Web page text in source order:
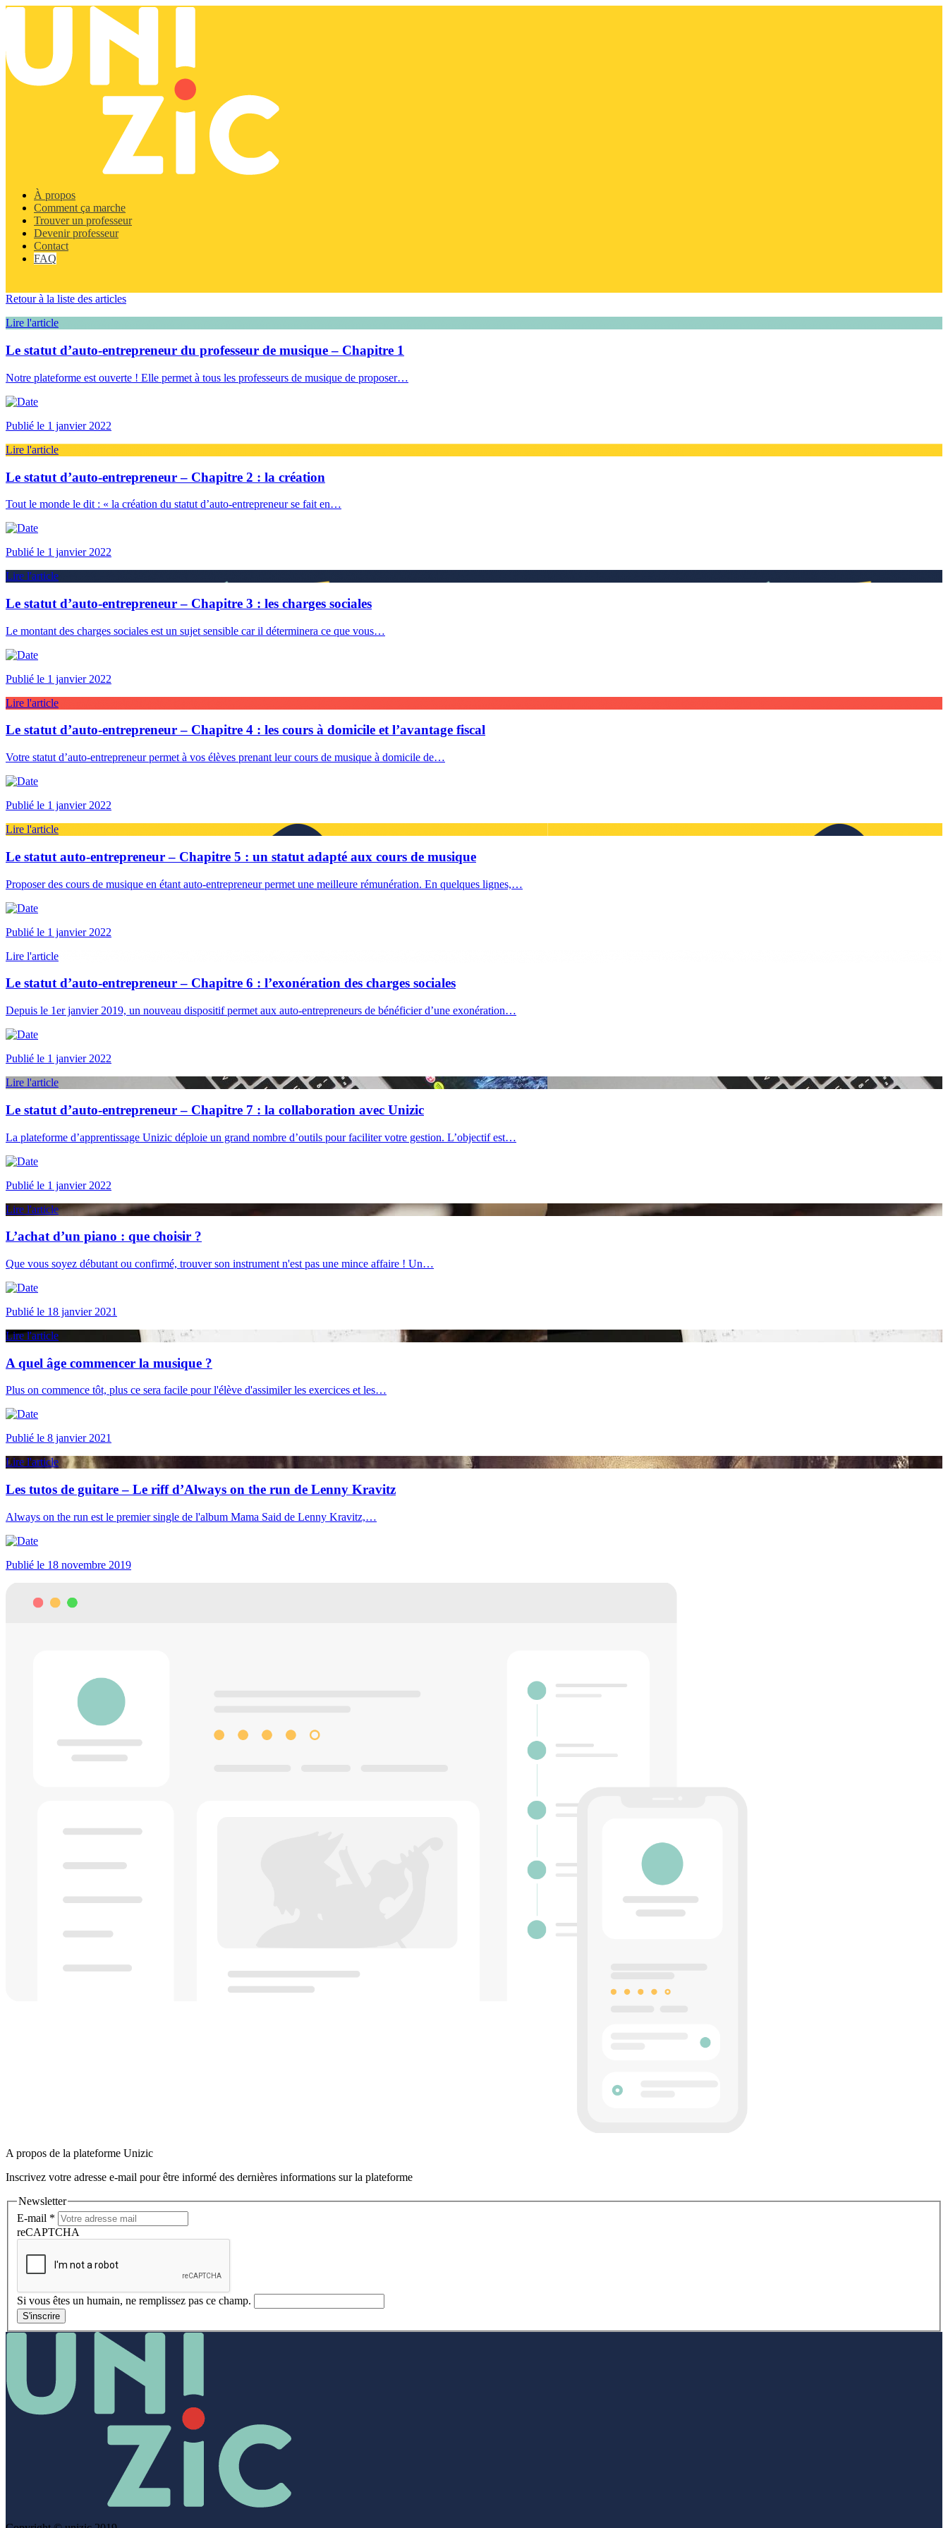
À propos
Comment ça marche
Trouver un professeur
Devenir professeur
Contact
FAQ
Retour à la liste des articles
Lire l'article
Le statut d’auto-entrepreneur du professeur de musique – Chapitre 1
Notre plateforme est ouverte ! Elle permet à tous les professeurs de musique de proposer…
Publié le 1 janvier 2022
Lire l'article
Le statut d’auto-entrepreneur – Chapitre 2 : la création
Tout le monde le dit : « la création du statut d’auto-entrepreneur se fait en…
Publié le 1 janvier 2022
Lire l'article
Le statut d’auto-entrepreneur – Chapitre 3 : les charges sociales
Le montant des charges sociales est un sujet sensible car il déterminera ce que vous…
Publié le 1 janvier 2022
Lire l'article
Le statut d’auto-entrepreneur – Chapitre 4 : les cours à domicile et l’avantage fiscal
Votre statut d’auto-entrepreneur permet à vos élèves prenant leur cours de musique à domicile de…
Publié le 1 janvier 2022
Lire l'article
Le statut auto-entrepreneur – Chapitre 5 : un statut adapté aux cours de musique
Proposer des cours de musique en étant auto-entrepreneur permet une meilleure rémunération. En quelques lignes,…
Publié le 1 janvier 2022
Lire l'article
Le statut d’auto-entrepreneur – Chapitre 6 : l’exonération des charges sociales
Depuis le 1er janvier 2019, un nouveau dispositif permet aux auto-entrepreneurs de bénéficier d’une exonération…
Publié le 1 janvier 2022
Lire l'article
Le statut d’auto-entrepreneur – Chapitre 7 : la collaboration avec Unizic
La plateforme d’apprentissage Unizic déploie un grand nombre d’outils pour faciliter votre gestion. L’objectif est…
Publié le 1 janvier 2022
Lire l'article
L’achat d’un piano : que choisir ?
Que vous soyez débutant ou confirmé, trouver son instrument n'est pas une mince affaire ! Un…
Publié le 18 janvier 2021
Lire l'article
A quel âge commencer la musique ?
Plus on commence tôt, plus ce sera facile pour l'élève d'assimiler les exercices et les…
Publié le 8 janvier 2021
Lire l'article
Les tutos de guitare – Le riff d’Always on the run de Lenny Kravitz
Always on the run est le premier single de l'album Mama Said de Lenny Kravitz,…
Publié le 18 novembre 2019
A propos de la plateforme Unizic
Inscrivez votre adresse e-mail pour être informé des dernières informations sur la plateforme
Newsletter
E-mail *
reCAPTCHA
Si vous êtes un humain, ne remplissez pas ce champ.
S'inscrire